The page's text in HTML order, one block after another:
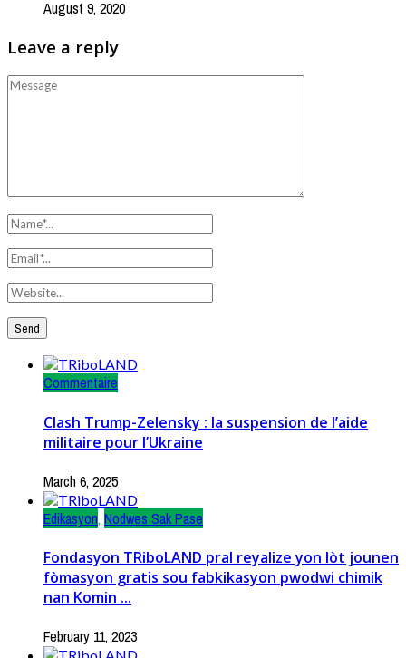
August 9, 2020
Leave a reply
Commentaire
Clash Trump-Zelensky : la suspension de l’aide
militaire pour l’Ukraine
March 6, 2025
Edikasyon, Nodwes Sak Pase
Fondasyon TRiboLAND pral reyalize yon lòt jounen
fòmasyon gratis sou fabkikasyon pwodwi chimik
nan Komin ...
February 11, 2023